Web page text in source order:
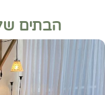
הבתים